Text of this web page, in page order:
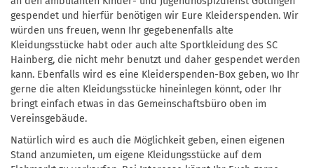
gespendet und hierfür benötigen wir Eure Kleiderspenden. Wir
würden uns freuen, wenn Ihr gegebenenfalls alte
Kleidungsstücke habt oder auch alte Sportkleidung des SC
Hainberg, die nicht mehr benutzt und daher gespendet werden
kann. Ebenfalls wird es eine Kleiderspenden-Box geben, wo Ihr
gerne die alten Kleidungsstücke hineinlegen könnt, oder Ihr
bringt einfach etwas in das Gemeinschaftsbüro oben im
Vereinsgebäude.
Natürlich wird es auch die Möglichkeit geben, einen eigenen
Stand anzumieten, um eigene Kleidungsstücke auf dem